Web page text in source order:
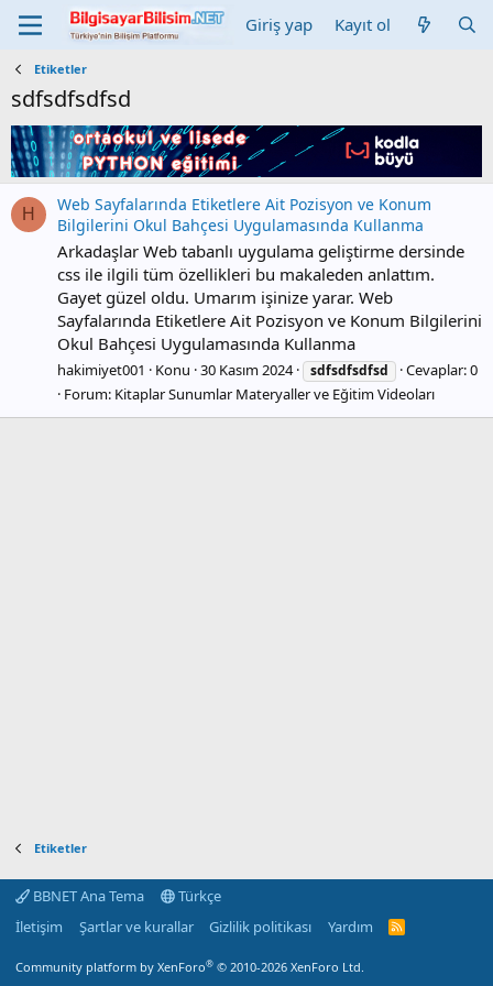
Giriş yap Kayıt ol
Etiketler
sdfsdfsdfsd
H
Web Sayfalarında Etiketlere Ait Pozisyon ve Konum
Bilgilerini Okul Bahçesi Uygulamasında Kullanma
Arkadaşlar Web tabanlı uygulama geliştirme dersinde
css ile ilgili tüm özellikleri bu makaleden anlattım.
Gayet güzel oldu. Umarım işinize yarar. Web
Sayfalarında Etiketlere Ait Pozisyon ve Konum Bilgilerini
Okul Bahçesi Uygulamasında Kullanma
hakimiyet001 Konu 30 Kasım 2024 sdfsdfsdfsd
Cevaplar: 0
Forum: Kitaplar Sunumlar Materyaller ve Eğitim Videoları
Etiketler
BBNET Ana Tema
Türkçe
İletişim
Şartlar ve kurallar Gizlilik politikası Yardım
R
Community platform by XenForo® © 2010-2026 XenForo Ltd.